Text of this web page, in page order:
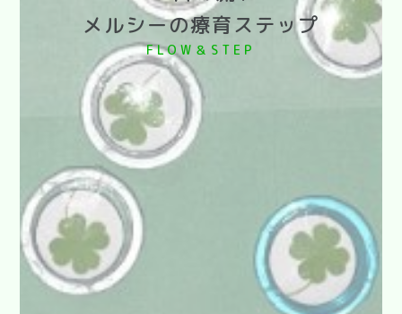
メルシーの療育ステップ
FLOW＆STEP